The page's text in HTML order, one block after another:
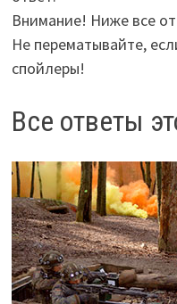
Внимание! Ниже все
Не перематывайте,
спойлеры!
Все ответы